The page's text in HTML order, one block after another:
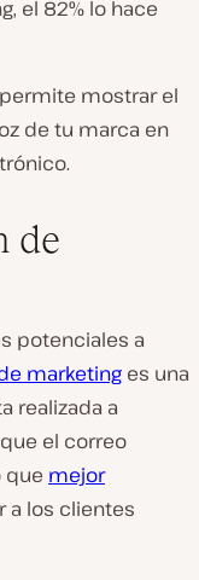
el 82% lo hace
mostrar el
de tu marca en
de
potenciales a
marketing es una
realizada a
el correo
que mejor
a los clientes